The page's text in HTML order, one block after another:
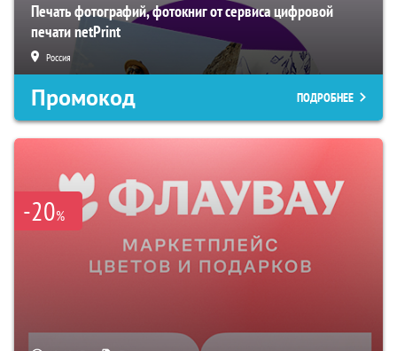
Печать фотографий, фотокниг от сервиса цифровой
печати netPrint
Россия
Промокод ПОДРОБНЕЕ
-20%